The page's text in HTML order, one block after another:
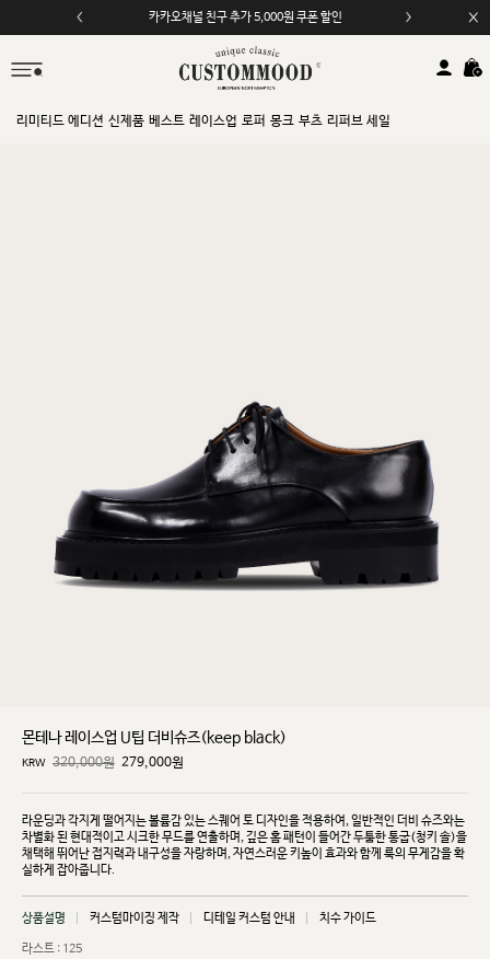
카카오채널 친구 추가 5,000원 쿠폰 할인
모바일 앱 자동 2,000원 할인
리미티드 에디션 신제품 베스트 레이스업 로퍼 몽크 부츠 리퍼브 세일
몬테나 레이스업 U팁 더비슈즈(keep black)
KRW 320,000원 279,000원
라운딩과 각지게 떨어지는 볼륨감 있는 스퀘어 토 디자인을 적용하여, 일반적인 더비 슈즈와는
차별화된 현대적이고 시크한 무드를 연출하며, 깊은 홈 패턴이 들어간 두툼한 통굽(청키 솔)을
채택해 뛰어난접지력과 내구성을 자랑하며, 자연스러운 키높이 효과와 함께 룩의 무게감을 확
실하게 잡아줍니다.
상품설명 커스텀마이징 제작 디테일 커스텀 안내 치수 가이드
라스트 : 125